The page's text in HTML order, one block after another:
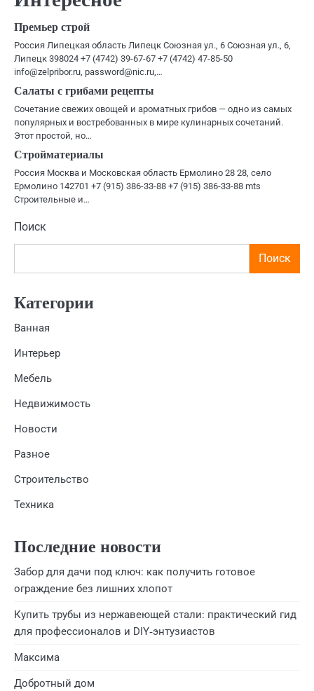
Премьер строй
Россия Липецкая область Липецк Союзная ул., 6 Союзная ул., 6,
Липецк 398024 +7 (4742) 39-67-67 +7 (4742) 47-85-50
info@zelpribor.ru, password@nic.ru,…
Салаты с грибами рецепты
Сочетание свежих овощей и ароматных грибов — одно из самых
популярных и востребованных в мире кулинарных сочетаний.
Этот простой, но…
Стройматериалы
Россия Москва и Московская область Ермолино 28 28, село
Ермолино 142701 +7 (915) 386-33-88 +7 (915) 386-33-88 mts
Строительные и…
Поиск
Поиск
Категории
Ванная
Интерьер
Мебель
Недвижимость
Новости
Разное
Строительство
Техника
Последние новости
Забор для дачи под ключ: как получить готовое
ограждение без лишних хлопот
Купить трубы из нержавеющей стали: практический гид
для профессионалов и DIY‑энтузиастов
Максима
Добротный дом